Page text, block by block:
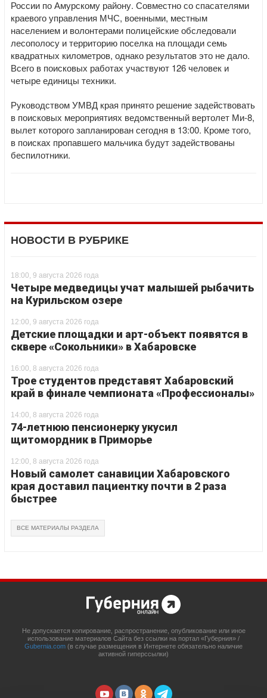
России по Амурскому району. Совместно со спасателями
краевого управления МЧС, военными, местным
населением и волонтерами полицейские обследовали
лесополосу и территорию поселка на площади семь
квадратных километров, однако результатов это не дало.
Всего в поисковых работах участвуют 126 человек и
четыре единицы техники.
Руководством УМВД края принято решение задействовать
в поисковых мероприятиях ведомственный вертолет Ми-8,
вылет которого запланирован сегодня в 13:00. Кроме того,
в поисках пропавшего мальчика будут задействованы
беспилотники.
НОВОСТИ В РУБРИКЕ
18:00, 9 августа 2026 года
Четыре медведицы учат малышей рыбачить
на Курильском озере
12:00, 9 августа 2026 года
Детские площадки и арт-объект появятся в
сквере «Сокольники» в Хабаровске
16:00, 8 августа 2026 года
Трое студентов представят Хабаровский
край в финале чемпионата «Профессионалы»
14:00, 8 августа 2026 года
74-летнюю пенсионерку укусил
щитомордник в Приморье
12:00, 8 августа 2026 года
Новый самолет санавиции Хабаровского
края доставил пациентку почти в 2 раза
быстрее
ВСЕ МАТЕРИАЛЫ РАЗДЕЛА
Не допускается копирование, распространение, опубликование или иное
использование материалов Сайта без ссылки на портал «Губерния» /
Gubernia.com (в случае размещения в Интернете обязательно наличие
активной гиперссылки)